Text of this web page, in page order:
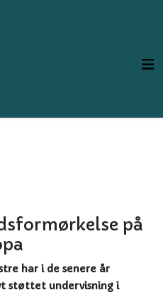
på
har i de senere år
støttet undervisning i